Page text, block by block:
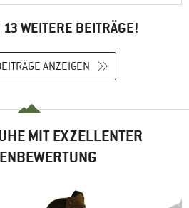
13 WEITERE BEITRÄGE!
ANZEIGEN
MIT EXZELLENTER